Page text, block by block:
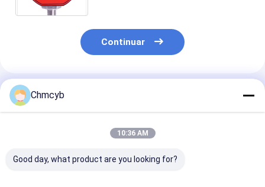
Continuar
Productos Recomendados
Chmcyb
10:36 AM
Good day, what product are you looking for?